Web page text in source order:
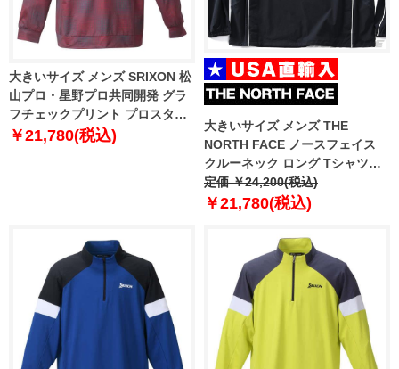
大きいサイズ メンズ SRIXON 松
山プロ・星野プロ共同開発 グラ
フチェックプリント プロスタイ
ル シャツ ワインレッド 1278-
￥21,780(税込)
大きいサイズ メンズ THE
NORTH FACE ノースフェイス
クルーネック ロング Tシャツ
DYNAMO CREWNECK USA直輸
入 nm5mr54j
定価 ￥24,200(税込)
￥21,780(税込)